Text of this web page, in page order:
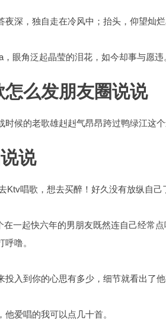
夜深，独自走在冷风中；抬头，仰望灿烂
眼角泛起晶莹的泪花，如今却事与愿违
么发朋友圈说说
时候的老歌雄赳赳气昂昂跨过鸭绿江这
说
Ktv唱歌，想去买醉！好久没有放纵自己
在一起快六年的男朋友既然连自己经常
噜。
投入到你的心思有多少，细节就看出了他
爱唱的我可以点几十首。